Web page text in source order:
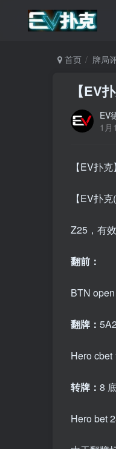
首页 牌局
【EV
EV
1月
【EV扑
【EV扑克(
Z25，有
翻前：
BTN
翻牌：
Hero
转牌： 8
Hero bet